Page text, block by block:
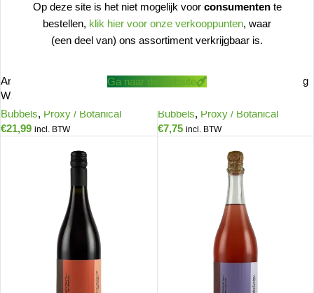
Op deze site is het niet mogelijk voor consumentente
bestellen, klik hier voor onze verkooppunten, waar
(een deel van) ons assortiment verkrijgbaar is.
Ga naar de website
Arensbak Effervescent Sparkling
White <0,5%
Bubbels, Proxy / Botanical
€21,99 incl. BTW
Arensbak Effervescent Sparkling
Bubbels, Proxy / Botanical
€7,75 incl. BTW